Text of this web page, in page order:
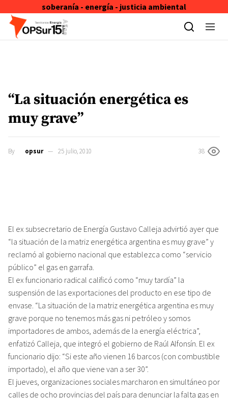
soberanía - energía - justicia ambiental
Skip to content
“La situación energética es
muy grave”
By opsur 25 julio, 2010 38
El ex subsecretario de Energía Gustavo Calleja advirtió ayer que
“la situación de la matriz energética argentina es muy grave” y
reclamó al gobierno nacional que establezca como “servicio
público” el gas en garrafa.
El ex funcionario radical calificó como “muy tardía” la
suspensión de las exportaciones del producto en ese tipo de
envase. “La situación de la matriz energética argentina es muy
grave porque no tenemos más gas ni petróleo y somos
importadores de ambos, además de la energía eléctrica”,
enfatizó Calleja, que integró el gobierno de Raúl Alfonsín. El ex
funcionario dijo: “Si este año vienen 16 barcos (con combustible
importado), el año que viene van a ser 30”.
El jueves, organizaciones sociales marcharon en simultáneo por
calles de ocho provincias del país para denunciar la falta gas en